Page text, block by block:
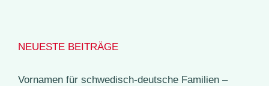
NEUESTE BEITRÄGE
Vornamen für schwedisch-deutsche Familien –